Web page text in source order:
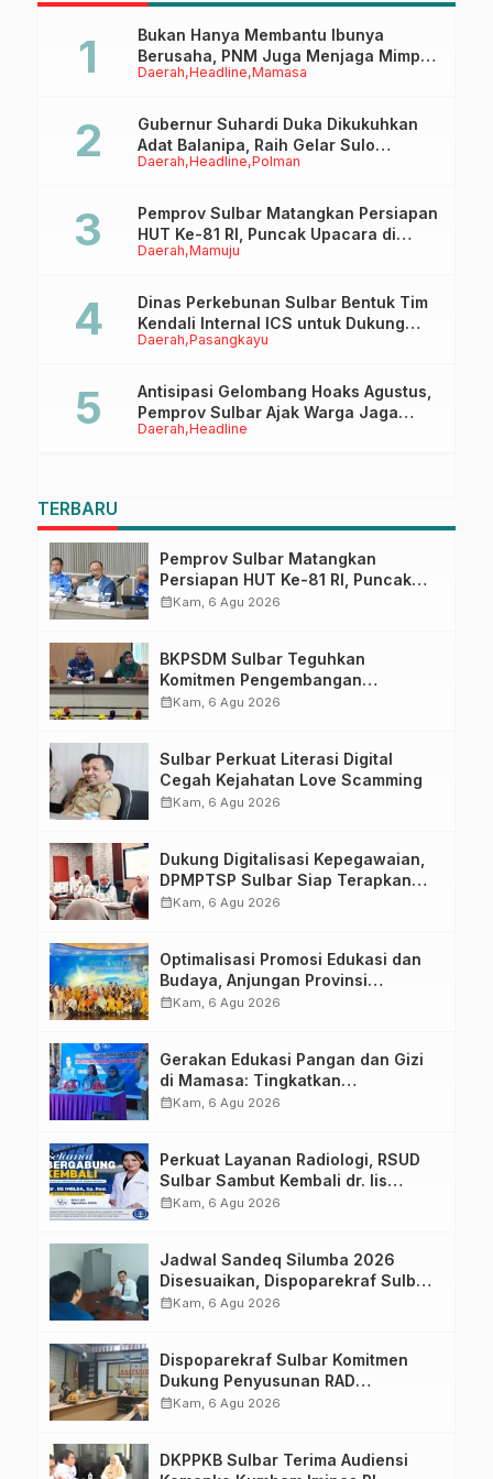
Atasi Stunting
Daerah Headline Mamasa
Bukan Hanya Membantu Ibunya
Berusaha, PNM Juga Menjaga Mimpi
Anaknya Untuk Menggapai Cita-Cita
Daerah Headline Polman
Gubernur Suhardi Duka Dikukuhkan
Adat Balanipa, Raih Gelar Sulo
Tappidena
Daerah Mamuju
Pemprov Sulbar Matangkan Persiapan
HUT Ke-81 RI, Puncak Upacara di
Lapangan Ahmad Kirang
Daerah Pasangkayu
Dinas Perkebunan Sulbar Bentuk Tim
Kendali Internal ICS untuk Dukung
Sertifikasi ISPO Pekebun di
Daerah Headline
Antisipasi Gelombang Hoaks Agustus,
Pemprov Sulbar Ajak Warga Jaga
Ruang Digital
TERBARU
Pemprov Sulbar Matangkan
Persiapan HUT Ke-81 RI, Puncak
Upacara di Lapangan Ahmad
calendar_monthKam, 6 Agu 2026
BKPSDM Sulbar Teguhkan
Komitmen Pengembangan
Kompetensi ASN melalui
calendar_monthKam, 6 Agu 2026
Sulbar Perkuat Literasi Digital
Cegah Kejahatan Love Scamming
calendar_monthKam, 6 Agu 2026
Dukung Digitalisasi Kepegawaian,
DPMPTSP Sulbar Siap Terapkan
Aplikasi FLEKSI ASN
calendar_monthKam, 6 Agu 2026
Optimalisasi Promosi Edukasi dan
Budaya, Anjungan Provinsi
Sulawesi Barat Perkuat Kolaborasi
calendar_monthKam, 6 Agu 2026
Gerakan Edukasi Pangan dan Gizi
di Mamasa: Tingkatkan
Pengetahuan dan Keterampilan
calendar_monthKam, 6 Agu 2026
Perkuat Layanan Radiologi, RSUD
Sulbar Sambut Kembali dr. Iis
Imelda, Sp.Rad
calendar_monthKam, 6 Agu 2026
Jadwal Sandeq Silumba 2026
Disesuaikan, Dispoparekraf Sulbar
Pastikan Persiapan Tetap
calendar_monthKam, 6 Agu 2026
Dispoparekraf Sulbar Komitmen
Dukung Penyusunan RAD
TPB/SDGs Sulawesi Barat
calendar_monthKam, 6 Agu 2026
DKPPKB Sulbar Terima Audiensi